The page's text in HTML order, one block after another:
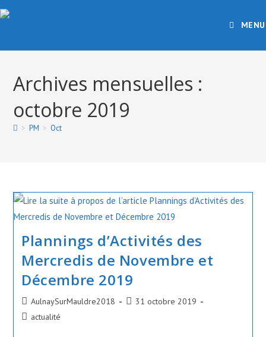
Skip
to
MENU
Archives mensuelles :
octobre 2019
> PM > Oct
Plannings d’Activités des
Mercredis de Novembre et
Décembre 2019
Auteur/autrice
de
AulnaySurMauldre2018
Publication
31 octobre 2019
Postactualité